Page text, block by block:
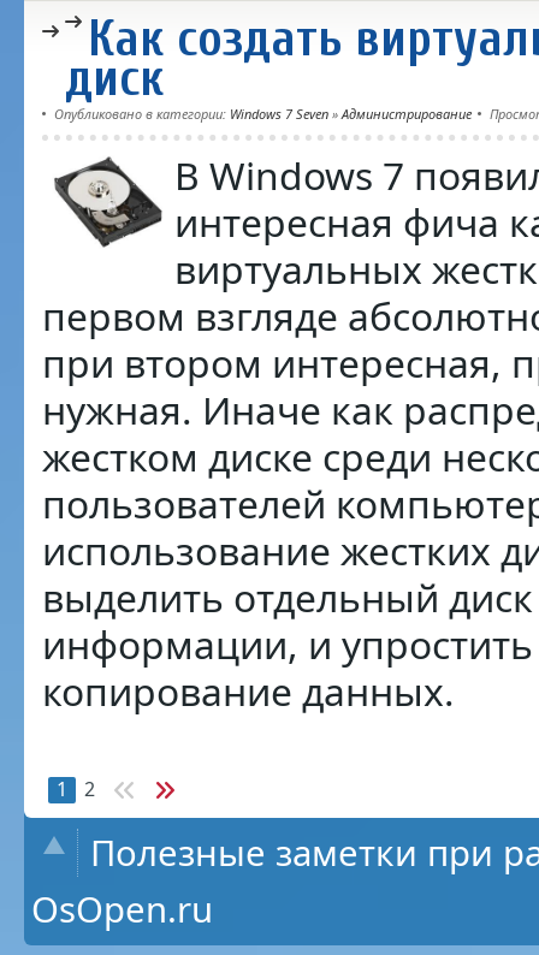
Как создать
диск
Опубликовано в категории: Windows 7 Seven »Администрирование
В Windows 7
интересная фича
виртуальных
первом взгляде
при втором интересная,
нужная. Иначе как
жестком диске среди
пользователей
использование жестких
выделить отдельный
информации, и
копирование данных.
1 2
Полезные заметки при
OsOpen.ru